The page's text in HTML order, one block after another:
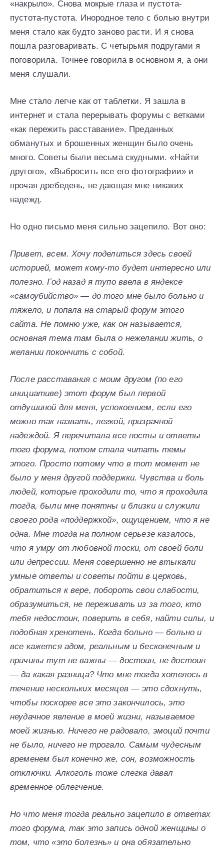
«накрыло». Снова мокрые глаза и пустота-
пустота-пустота. Инородное тело с болью внутри
меня стало как будто заново расти. И я снова
пошла разговаривать. С четырьмя подругами я
поговорила. Точнее говорила в основном я, а они
меня слушали.
Мне стало легче как от таблетки. Я зашла в
интернет и стала перерывать форумы с ветками
«как пережить расставание». Преданных
обманутых и брошенных женщин было очень
много. Советы были весьма скудными. «Найти
другого», «Выбросить все его фотографии» и
прочая дребедень, не дающая мне никаких
надежд.
Но одно письмо меня сильно зацепило. Вот оно:
Привет, всем. Хочу поделиться здесь своей
историей, может кому-то будет интересно или
полезно. Год назад я тупо ввела в яндексе
«самоубийство» — до того мне было больно и
тяжело, и попала на старый форум этого
сайта. Не помню уже, как он называется,
основная тема там была о нежелании жить, о
желании покончить с собой.
После расставания с моим другом (по его
инициативе) этот форум был первой
отдушиной для меня, успокоением, если его
можно так назвать, легкой, призрачной
надеждой. Я перечитала все посты и ответы
того форума, потом стала читать темы
этого. Просто потому что в тот момент не
было у меня другой поддержки. Чувства и боль
людей, которые проходили то, что я проходила
тогда, были мне понятны и близки и служили
своего рода «поддержкой», ощущением, что я не
одна. Мне тогда на полном серьезе казалось,
что я умру от любовной тоски, от своей боли
или депрессии. Меня совершенно не втыкали
умные ответы и советы пойти в церковь,
обратиться к вере, побороть свои слабости,
образумиться, не переживать из за того, кто
тебя недостоин, поверить в себя, найти силы, и
подобная хренотень. Когда больно — больно и
все кажется адом, реальным и бесконечным и
причины тут не важны — достоин, не достоин
— да какая разница? Что мне тогда хотелось в
течение нескольких месяцев — это сдохнуть,
чтобы поскорее все это закончилось, это
неудачное явление в моей жизни, называемое
моей жизнью. Ничего не радовало, эмоций почти
не было, ничего не трогало. Самым чудесным
временем был конечно же, сон, возможность
отключки. Алкоголь тоже слегка давал
временное облегчение.
Но что меня тогда реально зацепило в ответах
того форума, так это запись одной женщины о
том, что «это болезнь» и она обязательно